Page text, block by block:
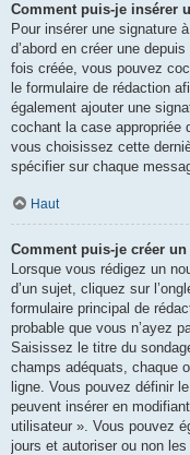
Comment puis-je insérer
Pour insérer une signature
d’abord en créer une
fois créée, vous pouvez
le formulaire de rédaction
également ajouter une
cochant la case appropriée
vous choisissez cette
spécifier sur chaque
Haut
Comment puis-je créer
Lorsque vous rédigez un
d’un sujet, cliquez sur
formulaire principal de
probable que vous n’ayez
Saisissez le titre du
champs adéquats, chaque
ligne. Vous pouvez définir
peuvent insérer en
utilisateur ». Vous pouvez
jours et autoriser ou non